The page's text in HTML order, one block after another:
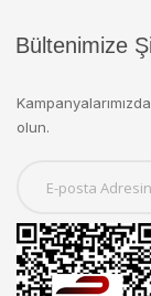
Bültenimize
olun.